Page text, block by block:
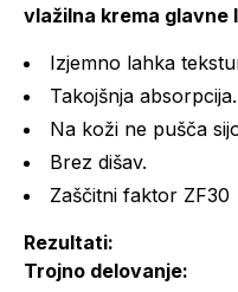
vlažilna krema glavne
Izjemno lahka
Takojšnja absorpcija.
Na koži ne pušča
Brez dišav.
Zaščitni faktor ZF30
Rezultati:
Trojno delovanje: